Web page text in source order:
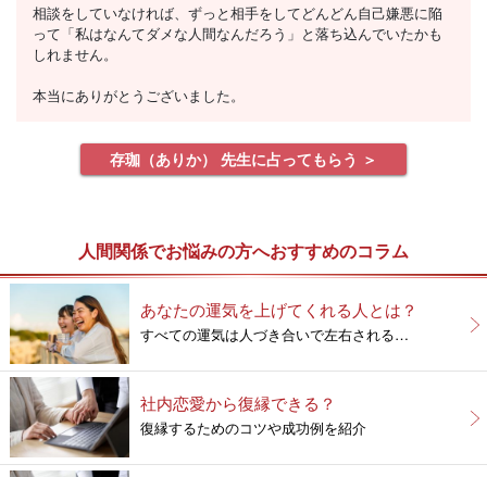
相談をしていなければ、ずっと相手をしてどんどん自己嫌悪に陥
って「私はなんてダメな人間なんだろう」と落ち込んでいたかも
しれません。
本当にありがとうございました。
存珈（ありか） 先生に占ってもらう ＞
人間関係でお悩みの方へおすすめのコラム
あなたの運気を上げてくれる人とは？
すべての運気は人づき合いで左右される…
社内恋愛から復縁できる？
復縁するためのコツや成功例を紹介